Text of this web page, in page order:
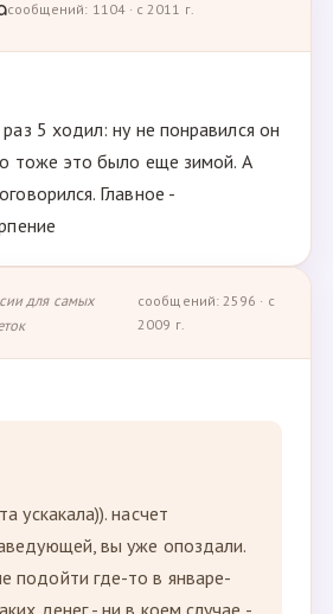
сообщений: 1104 · с 2011 г.
5 ходил: ну не понравился он
тоже это было еще зимой. А
Главное -
для самых
сообщений: 2596 · с
2009 г.
ускакала)). насчет
вы уже опоздали.
подойти где-то в январе-
денег - ни в коем случае -